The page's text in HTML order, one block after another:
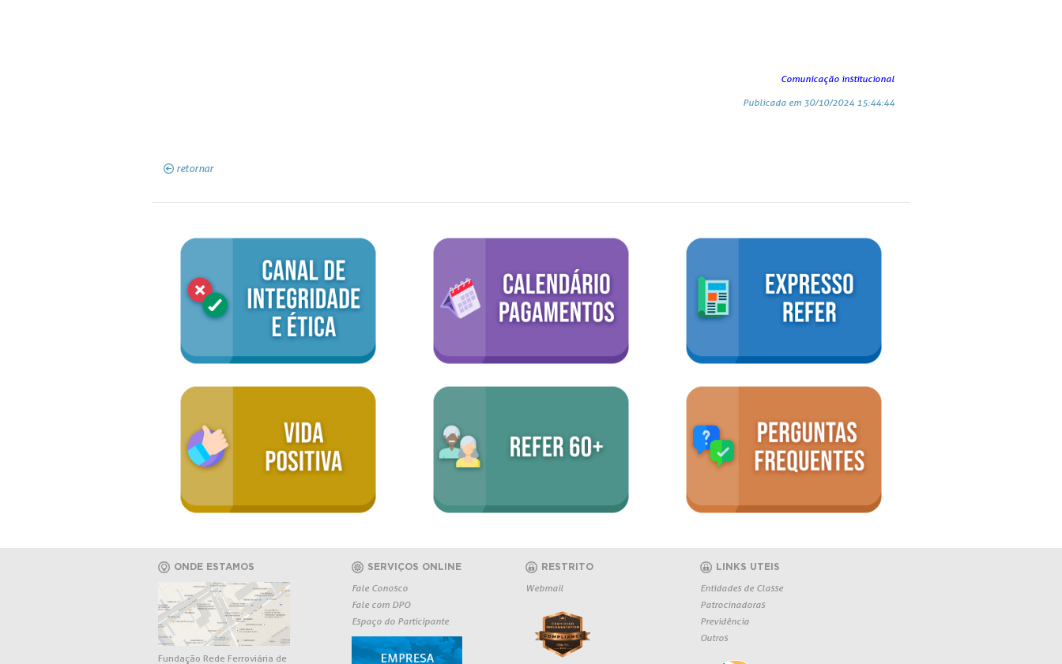
Comunicação institucional
Publicada em 30/10/2024 15:44:44
retornar
ONDE ESTAMOS
Fundação Rede Ferroviária de
SERVIÇOS ONLINE
Fale Conosco
Fale com DPO
Espaço do Participante
RESTRITO
Webmail
LINKS UTEIS
Entidades de Classe
Patrocinadoras
Previdência
Outros